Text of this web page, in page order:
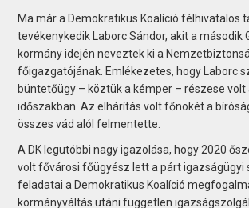
Ma már a Demokratikus Koalíció félhivatalos
tevékenykedik Laborc Sándor, akit a második
kormány idején neveztek ki a
főigazgatójának. Emlékezetes, hogy Laborc
büntetőügy – köztük a kémper – részese
időszakban. Az elhárítás volt főnökét a
összes vád alól felmentette.
A DK legutóbbi nagy igazolása, hogy 2020
volt fővárosi főügyész lett a párt igazságügyi
feladatai a Demokratikus Koalíció
kormányváltás utáni független